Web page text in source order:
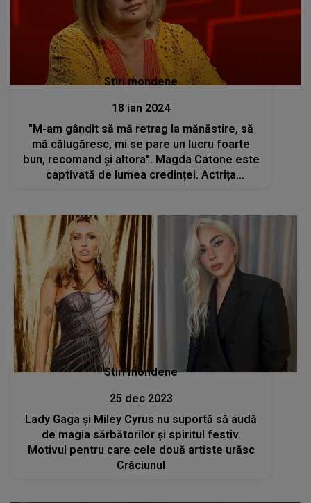
Stiri mondene
18 ian 2024
"M-am gândit să mă retrag la mănăstire, să
mă călugăresc, mi se pare un lucru foarte
bun, recomand și altora". Magda Catone este
captivată de lumea credinței. Actrița
Stiri mondene
25 dec 2023
Lady Gaga și Miley Cyrus nu suportă să audă
de magia sărbătorilor și spiritul festiv.
Motivul pentru care cele două artiste urăsc
Crăciunul